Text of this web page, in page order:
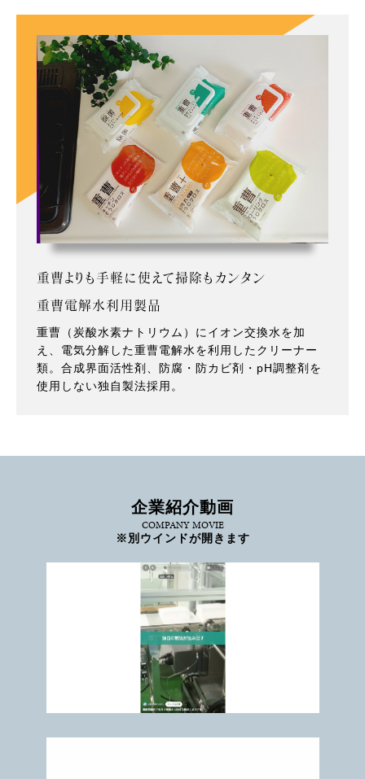
重曹よりも手軽に使えて掃除もカンタン
重曹電解水利用製品
重曹（炭酸水素ナトリウム）にイオン交換水を加
え、電気分解した重曹電解水を利用したクリーナー
類。合成界面活性剤、防腐・防カビ剤・pH調整剤を
使用しない独自製法採用。
企業紹介動画
COMPANY MOVIE
※別ウインドが開きます